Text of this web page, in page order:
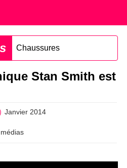
Chaussures
Stan Smith est
Janvier 2014